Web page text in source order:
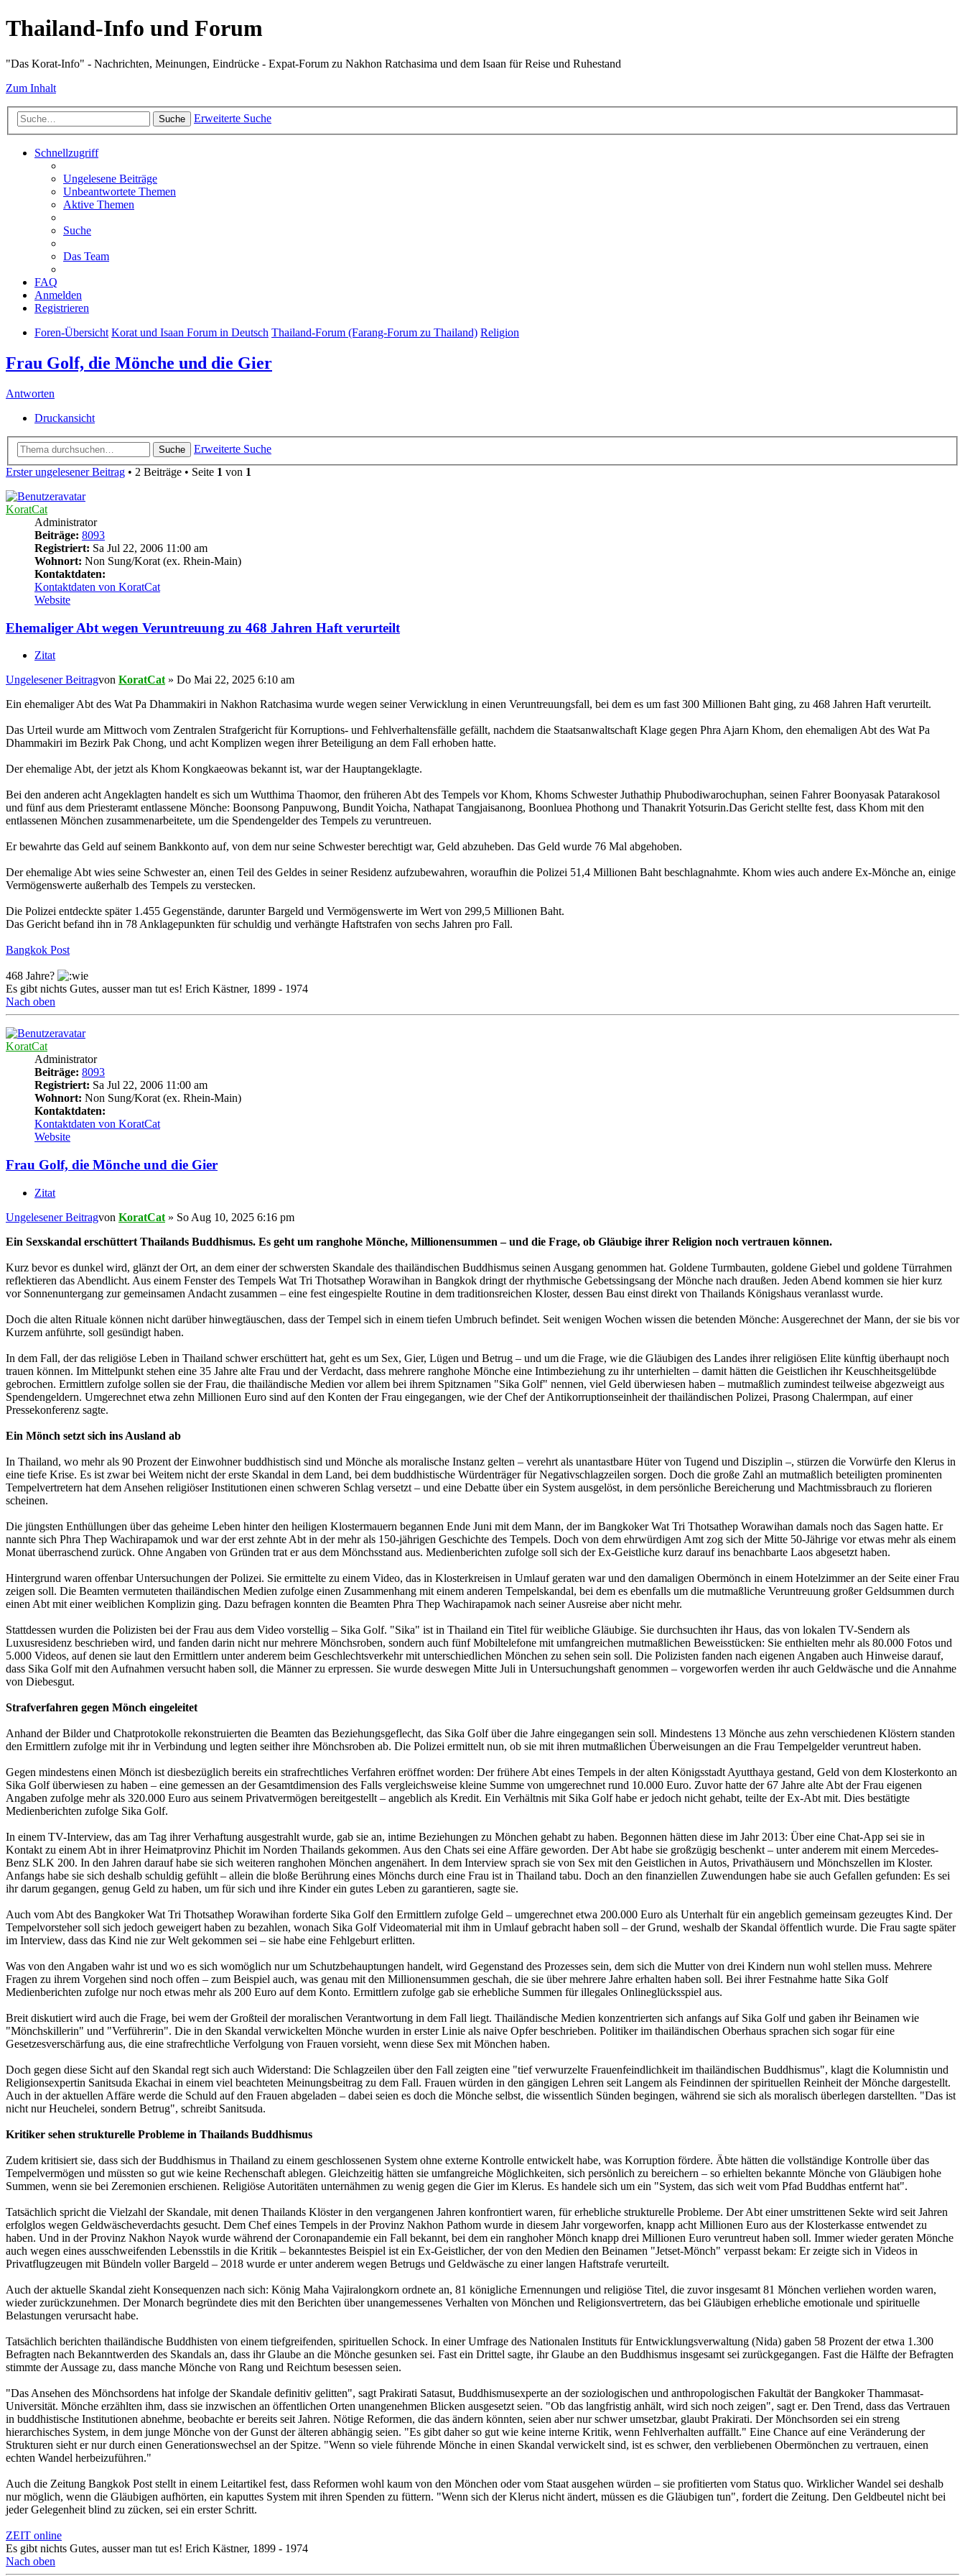
Thailand-Info und Forum
"Das Korat-Info" - Nachrichten, Meinungen, Eindrücke - Expat-Forum zu Nakhon Ratchasima und dem Isaan für Reise und Ruhestand
Zum Inhalt
Suche Erweiterte Suche
Schnellzugriff
Ungelesene Beiträge
Unbeantwortete Themen
Aktive Themen
Suche
Das Team
FAQ
Anmelden
Registrieren
Foren-Übersicht Korat und Isaan Forum in Deutsch Thailand-Forum (Farang-Forum zu Thailand) Religion
Frau Golf, die Mönche und die Gier
Antworten
Druckansicht
Suche
Erweiterte Suche
Erster ungelesener Beitrag • 2 Beiträge • Seite 1 von 1
KoratCat
Administrator
Beiträge: 8093
Registriert: Sa Jul 22, 2006 11:00 am
Wohnort: Non Sung/Korat (ex. Rhein-Main)
Kontaktdaten:
Kontaktdaten von KoratCat
Website
Ehemaliger Abt wegen Veruntreuung zu 468 Jahren Haft verurteilt
Zitat
Ungelesener Beitragvon KoratCat » Do Mai 22, 2025 6:10 am
Ein ehemaliger Abt des Wat Pa Dhammakiri in Nakhon Ratchasima wurde wegen seiner Verwicklung in einen Veruntreuungsfall, bei dem es um fast 300 Millionen Baht ging, zu 468 Jahren Haft verurteilt.
Das Urteil wurde am Mittwoch vom Zentralen Strafgericht für Korruptions- und Fehlverhaltensfälle gefällt, nachdem die Staatsanwaltschaft Klage gegen Phra Ajarn Khom, den ehemaligen Abt des Wat Pa
Dhammakiri im Bezirk Pak Chong, und acht Komplizen wegen ihrer Beteiligung an dem Fall erhoben hatte.
Der ehemalige Abt, der jetzt als Khom Kongkaeowas bekannt ist, war der Hauptangeklagte.
Bei den anderen acht Angeklagten handelt es sich um Wutthima Thaomor, den früheren Abt des Tempels vor Khom, Khoms Schwester Juthathip Phubodiwarochuphan, seinen Fahrer Boonyasak Patarakosol
und fünf aus dem Priesteramt entlassene Mönche: Boonsong Panpuwong, Bundit Yoicha, Nathapat Tangjaisanong, Boonluea Phothong und Thanakrit Yotsurin.Das Gericht stellte fest, dass Khom mit den
entlassenen Mönchen zusammenarbeitete, um die Spendengelder des Tempels zu veruntreuen.
Er bewahrte das Geld auf seinem Bankkonto auf, von dem nur seine Schwester berechtigt war, Geld abzuheben. Das Geld wurde 76 Mal abgehoben.
Der ehemalige Abt wies seine Schwester an, einen Teil des Geldes in seiner Residenz aufzubewahren, woraufhin die Polizei 51,4 Millionen Baht beschlagnahmte. Khom wies auch andere Ex-Mönche an, einige
Vermögenswerte außerhalb des Tempels zu verstecken.
Die Polizei entdeckte später 1.455 Gegenstände, darunter Bargeld und Vermögenswerte im Wert von 299,5 Millionen Baht.
Das Gericht befand ihn in 78 Anklagepunkten für schuldig und verhängte Haftstrafen von sechs Jahren pro Fall.
Bangkok Post
468 Jahre?
Es gibt nichts Gutes, ausser man tut es! Erich Kästner, 1899 - 1974
Nach oben
KoratCat
Administrator
Beiträge: 8093
Registriert: Sa Jul 22, 2006 11:00 am
Wohnort: Non Sung/Korat (ex. Rhein-Main)
Kontaktdaten:
Kontaktdaten von KoratCat
Website
Frau Golf, die Mönche und die Gier
Zitat
Ungelesener Beitragvon KoratCat » So Aug 10, 2025 6:16 pm
Ein Sexskandal erschüttert Thailands Buddhismus. Es geht um ranghohe Mönche, Millionensummen – und die Frage, ob Gläubige ihrer Religion noch vertrauen können.
Kurz bevor es dunkel wird, glänzt der Ort, an dem einer der schwersten Skandale des thailändischen Buddhismus seinen Ausgang genommen hat. Goldene Turmbauten, goldene Giebel und goldene Türrahmen
reflektieren das Abendlicht. Aus einem Fenster des Tempels Wat Tri Thotsathep Worawihan in Bangkok dringt der rhythmische Gebetssingsang der Mönche nach draußen. Jeden Abend kommen sie hier kurz
vor Sonnenuntergang zur gemeinsamen Andacht zusammen – eine fest eingespielte Routine in dem traditionsreichen Kloster, dessen Bau einst direkt von Thailands Königshaus veranlasst wurde.
Doch die alten Rituale können nicht darüber hinwegtäuschen, dass der Tempel sich in einem tiefen Umbruch befindet. Seit wenigen Wochen wissen die betenden Mönche: Ausgerechnet der Mann, der sie bis vor
Kurzem anführte, soll gesündigt haben.
In dem Fall, der das religiöse Leben in Thailand schwer erschüttert hat, geht es um Sex, Gier, Lügen und Betrug – und um die Frage, wie die Gläubigen des Landes ihrer religiösen Elite künftig überhaupt noch
trauen können. Im Mittelpunkt stehen eine 35 Jahre alte Frau und der Verdacht, dass mehrere ranghohe Mönche eine Intimbeziehung zu ihr unterhielten – damit hätten die Geistlichen ihr Keuschheitsgelübde
gebrochen. Ermittlern zufolge sollen sie der Frau, die thailändische Medien vor allem bei ihrem Spitznamen "Sika Golf" nennen, viel Geld überwiesen haben – mutmaßlich zumindest teilweise abgezweigt aus
Spendengeldern. Umgerechnet etwa zehn Millionen Euro sind auf den Konten der Frau eingegangen, wie der Chef der Antikorruptionseinheit der thailändischen Polizei, Prasong Chalermpan, auf einer
Pressekonferenz sagte.
Ein Mönch setzt sich ins Ausland ab
In Thailand, wo mehr als 90 Prozent der Einwohner buddhistisch sind und Mönche als moralische Instanz gelten – verehrt als unantastbare Hüter von Tugend und Disziplin –, stürzen die Vorwürfe den Klerus in
eine tiefe Krise. Es ist zwar bei Weitem nicht der erste Skandal in dem Land, bei dem buddhistische Würdenträger für Negativschlagzeilen sorgen. Doch die große Zahl an mutmaßlich beteiligten prominenten
Tempelvertretern hat dem Ansehen religiöser Institutionen einen schweren Schlag versetzt – und eine Debatte über ein System ausgelöst, in dem persönliche Bereicherung und Machtmissbrauch zu florieren
scheinen.
Die jüngsten Enthüllungen über das geheime Leben hinter den heiligen Klostermauern begannen Ende Juni mit dem Mann, der im Bangkoker Wat Tri Thotsathep Worawihan damals noch das Sagen hatte. Er
nannte sich Phra Thep Wachirapamok und war der erst zehnte Abt in der mehr als 150-jährigen Geschichte des Tempels. Doch von dem ehrwürdigen Amt zog sich der Mitte 50-Jährige vor etwas mehr als einem
Monat überraschend zurück. Ohne Angaben von Gründen trat er aus dem Mönchsstand aus. Medienberichten zufolge soll sich der Ex-Geistliche kurz darauf ins benachbarte Laos abgesetzt haben.
Hintergrund waren offenbar Untersuchungen der Polizei. Sie ermittelte zu einem Video, das in Klosterkreisen in Umlauf geraten war und den damaligen Obermönch in einem Hotelzimmer an der Seite einer Frau
zeigen soll. Die Beamten vermuteten thailändischen Medien zufolge einen Zusammenhang mit einem anderen Tempelskandal, bei dem es ebenfalls um die mutmaßliche Veruntreuung großer Geldsummen durch
einen Abt mit einer weiblichen Komplizin ging. Dazu befragen konnten die Beamten Phra Thep Wachirapamok nach seiner Ausreise aber nicht mehr.
Stattdessen wurden die Polizisten bei der Frau aus dem Video vorstellig – Sika Golf. "Sika" ist in Thailand ein Titel für weibliche Gläubige. Sie durchsuchten ihr Haus, das von lokalen TV-Sendern als
Luxusresidenz beschrieben wird, und fanden darin nicht nur mehrere Mönchsroben, sondern auch fünf Mobiltelefone mit umfangreichen mutmaßlichen Beweisstücken: Sie enthielten mehr als 80.000 Fotos und
5.000 Videos, auf denen sie laut den Ermittlern unter anderem beim Geschlechtsverkehr mit unterschiedlichen Mönchen zu sehen sein soll. Die Polizisten fanden nach eigenen Angaben auch Hinweise darauf,
dass Sika Golf mit den Aufnahmen versucht haben soll, die Männer zu erpressen. Sie wurde deswegen Mitte Juli in Untersuchungshaft genommen – vorgeworfen werden ihr auch Geldwäsche und die Annahme
von Diebesgut.
Strafverfahren gegen Mönch eingeleitet
Anhand der Bilder und Chatprotokolle rekonstruierten die Beamten das Beziehungsgeflecht, das Sika Golf über die Jahre eingegangen sein soll. Mindestens 13 Mönche aus zehn verschiedenen Klöstern standen
den Ermittlern zufolge mit ihr in Verbindung und legten seither ihre Mönchsroben ab. Die Polizei ermittelt nun, ob sie mit ihren mutmaßlichen Überweisungen an die Frau Tempelgelder veruntreut haben.
Gegen mindestens einen Mönch ist diesbezüglich bereits ein strafrechtliches Verfahren eröffnet worden: Der frühere Abt eines Tempels in der alten Königsstadt Ayutthaya gestand, Geld von dem Klosterkonto an
Sika Golf überwiesen zu haben – eine gemessen an der Gesamtdimension des Falls vergleichsweise kleine Summe von umgerechnet rund 10.000 Euro. Zuvor hatte der 67 Jahre alte Abt der Frau eigenen
Angaben zufolge mehr als 320.000 Euro aus seinem Privatvermögen bereitgestellt – angeblich als Kredit. Ein Verhältnis mit Sika Golf habe er jedoch nicht gehabt, teilte der Ex-Abt mit. Dies bestätigte
Medienberichten zufolge Sika Golf.
In einem TV-Interview, das am Tag ihrer Verhaftung ausgestrahlt wurde, gab sie an, intime Beziehungen zu Mönchen gehabt zu haben. Begonnen hätten diese im Jahr 2013: Über eine Chat-App sei sie in
Kontakt zu einem Abt in ihrer Heimatprovinz Phichit im Norden Thailands gekommen. Aus den Chats sei eine Affäre geworden. Der Abt habe sie großzügig beschenkt – unter anderem mit einem Mercedes-
Benz SLK 200. In den Jahren darauf habe sie sich weiteren ranghohen Mönchen angenähert. In dem Interview sprach sie von Sex mit den Geistlichen in Autos, Privathäusern und Mönchszellen im Kloster.
Anfangs habe sie sich deshalb schuldig gefühlt – allein die bloße Berührung eines Mönchs durch eine Frau ist in Thailand tabu. Doch an den finanziellen Zuwendungen habe sie auch Gefallen gefunden: Es sei
ihr darum gegangen, genug Geld zu haben, um für sich und ihre Kinder ein gutes Leben zu garantieren, sagte sie.
Auch vom Abt des Bangkoker Wat Tri Thotsathep Worawihan forderte Sika Golf den Ermittlern zufolge Geld – umgerechnet etwa 200.000 Euro als Unterhalt für ein angeblich gemeinsam gezeugtes Kind. Der
Tempelvorsteher soll sich jedoch geweigert haben zu bezahlen, wonach Sika Golf Videomaterial mit ihm in Umlauf gebracht haben soll – der Grund, weshalb der Skandal öffentlich wurde. Die Frau sagte später
im Interview, dass das Kind nie zur Welt gekommen sei – sie habe eine Fehlgeburt erlitten.
Was von den Angaben wahr ist und wo es sich womöglich nur um Schutzbehauptungen handelt, wird Gegenstand des Prozesses sein, dem sich die Mutter von drei Kindern nun wohl stellen muss. Mehrere
Fragen zu ihrem Vorgehen sind noch offen – zum Beispiel auch, was genau mit den Millionensummen geschah, die sie über mehrere Jahre erhalten haben soll. Bei ihrer Festnahme hatte Sika Golf
Medienberichten zufolge nur noch etwas mehr als 200 Euro auf dem Konto. Ermittlern zufolge gab sie erhebliche Summen für illegales Onlineglücksspiel aus.
Breit diskutiert wird auch die Frage, bei wem der Großteil der moralischen Verantwortung in dem Fall liegt. Thailändische Medien konzentrierten sich anfangs auf Sika Golf und gaben ihr Beinamen wie
"Mönchskillerin" und "Verführerin". Die in den Skandal verwickelten Mönche wurden in erster Linie als naive Opfer beschrieben. Politiker im thailändischen Oberhaus sprachen sich sogar für eine
Gesetzesverschärfung aus, die eine strafrechtliche Verfolgung von Frauen vorsieht, wenn diese Sex mit Mönchen haben.
Doch gegen diese Sicht auf den Skandal regt sich auch Widerstand: Die Schlagzeilen über den Fall zeigten eine "tief verwurzelte Frauenfeindlichkeit im thailändischen Buddhismus", klagt die Kolumnistin und
Religionsexpertin Sanitsuda Ekachai in einem viel beachteten Meinungsbeitrag zu dem Fall. Frauen würden in den gängigen Lehren seit Langem als Feindinnen der spirituellen Reinheit der Mönche dargestellt.
Auch in der aktuellen Affäre werde die Schuld auf den Frauen abgeladen – dabei seien es doch die Mönche selbst, die wissentlich Sünden begingen, während sie sich als moralisch überlegen darstellten. "Das ist
nicht nur Heuchelei, sondern Betrug", schreibt Sanitsuda.
Kritiker sehen strukturelle Probleme in Thailands Buddhismus
Zudem kritisiert sie, dass sich der Buddhismus in Thailand zu einem geschlossenen System ohne externe Kontrolle entwickelt habe, was Korruption fördere. Äbte hätten die vollständige Kontrolle über das
Tempelvermögen und müssten so gut wie keine Rechenschaft ablegen. Gleichzeitig hätten sie umfangreiche Möglichkeiten, sich persönlich zu bereichern – so erhielten bekannte Mönche von Gläubigen hohe
Summen, wenn sie bei Zeremonien erschienen. Religiöse Autoritäten unternähmen zu wenig gegen die Gier im Klerus. Es handele sich um ein "System, das sich weit vom Pfad Buddhas entfernt hat".
Tatsächlich spricht die Vielzahl der Skandale, mit denen Thailands Klöster in den vergangenen Jahren konfrontiert waren, für erhebliche strukturelle Probleme. Der Abt einer umstrittenen Sekte wird seit Jahren
erfolglos wegen Geldwäscheverdachts gesucht. Dem Chef eines Tempels in der Provinz Nakhon Pathom wurde in diesem Jahr vorgeworfen, knapp acht Millionen Euro aus der Klosterkasse entwendet zu
haben. Und in der Provinz Nakhon Nayok wurde während der Coronapandemie ein Fall bekannt, bei dem ein ranghoher Mönch knapp drei Millionen Euro veruntreut haben soll. Immer wieder geraten Mönche
auch wegen eines ausschweifenden Lebensstils in die Kritik – bekanntestes Beispiel ist ein Ex-Geistlicher, der von den Medien den Beinamen "Jetset-Mönch" verpasst bekam: Er zeigte sich in Videos in
Privatflugzeugen mit Bündeln voller Bargeld – 2018 wurde er unter anderem wegen Betrugs und Geldwäsche zu einer langen Haftstrafe verurteilt.
Auch der aktuelle Skandal zieht Konsequenzen nach sich: König Maha Vajiralongkorn ordnete an, 81 königliche Ernennungen und religiöse Titel, die zuvor insgesamt 81 Mönchen verliehen worden waren,
wieder zurückzunehmen. Der Monarch begründete dies mit den Berichten über unangemessenes Verhalten von Mönchen und Religionsvertretern, das bei Gläubigen erhebliche emotionale und spirituelle
Belastungen verursacht habe.
Tatsächlich berichten thailändische Buddhisten von einem tiefgreifenden, spirituellen Schock. In einer Umfrage des Nationalen Instituts für Entwicklungsverwaltung (Nida) gaben 58 Prozent der etwa 1.300
Befragten nach Bekanntwerden des Skandals an, dass ihr Glaube an die Mönche gesunken sei. Fast ein Drittel sagte, ihr Glaube an den Buddhismus insgesamt sei zurückgegangen. Fast die Hälfte der Befragten
stimmte der Aussage zu, dass manche Mönche von Rang und Reichtum besessen seien.
"Das Ansehen des Mönchsordens hat infolge der Skandale definitiv gelitten", sagt Prakirati Satasut, Buddhismusexperte an der soziologischen und anthropologischen Fakultät der Bangkoker Thammasat-
Universität. Mönche erzählten ihm, dass sie inzwischen an öffentlichen Orten unangenehmen Blicken ausgesetzt seien. "Ob das langfristig anhält, wird sich noch zeigen", sagt er. Den Trend, dass das Vertrauen
in buddhistische Institutionen abnehme, beobachte er bereits seit Jahren. Nötige Reformen, die das ändern könnten, seien aber nur schwer umsetzbar, glaubt Prakirati. Der Mönchsorden sei ein streng
hierarchisches System, in dem junge Mönche von der Gunst der älteren abhängig seien. "Es gibt daher so gut wie keine interne Kritik, wenn Fehlverhalten auffällt." Eine Chance auf eine Veränderung der
Strukturen sieht er nur durch einen Generationswechsel an der Spitze. "Wenn so viele führende Mönche in einen Skandal verwickelt sind, ist es schwer, den verbliebenen Obermönchen zu vertrauen, einen
echten Wandel herbeizuführen."
Auch die Zeitung Bangkok Post stellt in einem Leitartikel fest, dass Reformen wohl kaum von den Mönchen oder vom Staat ausgehen würden – sie profitierten vom Status quo. Wirklicher Wandel sei deshalb
nur möglich, wenn die Gläubigen aufhörten, ein kaputtes System mit ihren Spenden zu füttern. "Wenn sich der Klerus nicht ändert, müssen es die Gläubigen tun", fordert die Zeitung. Den Geldbeutel nicht bei
jeder Gelegenheit blind zu zücken, sei ein erster Schritt.
ZEIT online
Es gibt nichts Gutes, ausser man tut es! Erich Kästner, 1899 - 1974
Nach oben